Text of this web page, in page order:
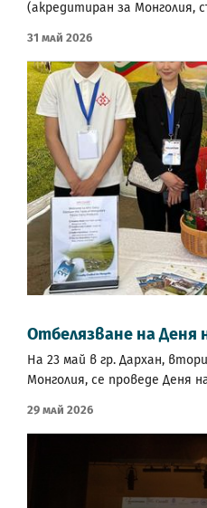
(акредитиран за Монголия,
31 Май 2026
Отбелязване на Деня
На 23 май в гр. Дархан,
Монголия, се проведе Деня
29 Май 2026